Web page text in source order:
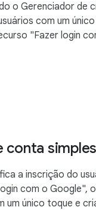
o Gerenciador de
com um
"Fazer login
conta simples
a inscrição do
com o Google",
um único toque e